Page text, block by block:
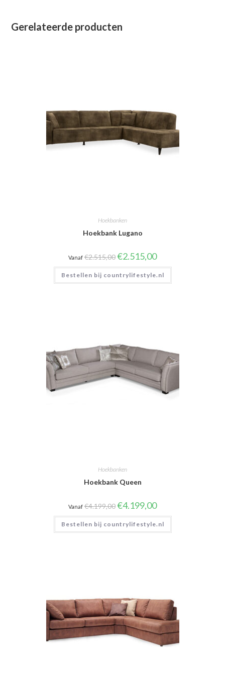
Gerelateerde producten
Hoekbanken
Hoekbank Lugano
Vanaf €2.515,00Oorspronkelijke
prijs
was:
€2.515,00.
€2.515,00Huidige
prijs
is:
€2.515,00.
Bestellen bij countrylifestyle.nl
Hoekbanken
Hoekbank Queen
Vanaf €4.199,00Oorspronkelijke
prijs
was:
€4.199,00.
€4.199,00Huidige
prijs
is:
€4.199,00.
Bestellen bij countrylifestyle.nl